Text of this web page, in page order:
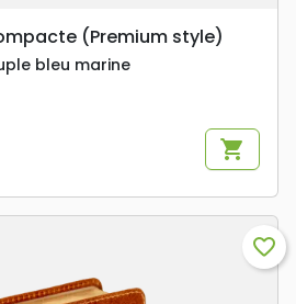
(Premium style)
bleu marine
shopping_cart
favorite_border